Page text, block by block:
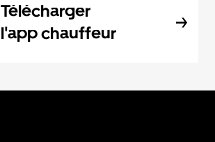
Télécharger
l'app chauffeur